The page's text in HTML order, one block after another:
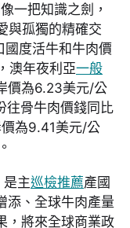
一把知識之劍，
與孤獨的精確交
國度活牛和牛肉價
澳年夜利亞一般
價為6.23美元/公
往骨牛肉價錢同比
價為9.41美元/公
是主巡檢推薦產國
添、全球牛肉產量
，將來全球商業政